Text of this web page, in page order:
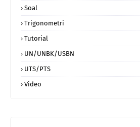
Soal
Trigonometri
Tutorial
UN/UNBK/USBN
UTS/PTS
Video